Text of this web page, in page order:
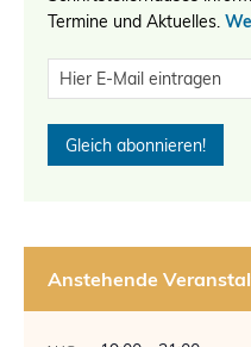
Termine und Aktuelles.
Anstehende